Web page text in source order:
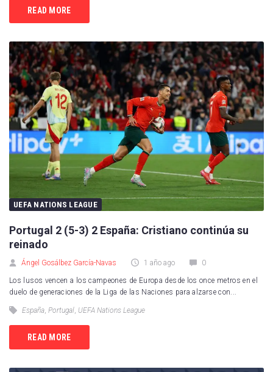
READ MORE
UEFA NATIONS LEAGUE
Portugal 2 (5-3) 2 España: Cristiano continúa su
reinado
Ángel Gosálbez García-Navas 1 año ago 0
Los lusos vencen a los campeones de Europa desde los once metros en el
duelo de generaciones de la Liga de las Naciones para alzarse con...
España, Portugal, UEFA Nations League
READ MORE